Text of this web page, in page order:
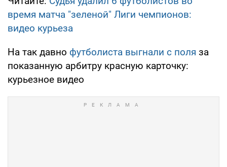
время матча "зеленой" Лиги чемпионов:
видео курьеза
На так давно футболиста выгнали с поля за
показанную арбитру красную карточку:
курьезное видео